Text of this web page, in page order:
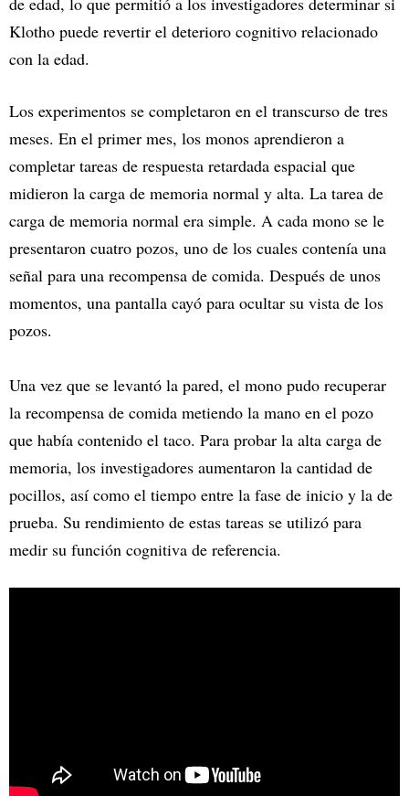
Klotho puede revertir el deterioro cognitivo relacionado
con la edad.
Los experimentos se completaron en el transcurso de tres
meses. En el primer mes, los monos aprendieron a
completar tareas de respuesta retardada espacial que
midieron la carga de memoria normal y alta. La tarea de
carga de memoria normal era simple. A cada mono se le
presentaron cuatro pozos, uno de los cuales contenía una
señal para una recompensa de comida. Después de unos
momentos, una pantalla cayó para ocultar su vista de los
pozos.
Una vez que se levantó la pared, el mono pudo recuperar
la recompensa de comida metiendo la mano en el pozo
que había contenido el taco. Para probar la alta carga de
memoria, los investigadores aumentaron la cantidad de
pocillos, así como el tiempo entre la fase de inicio y la de
prueba. Su rendimiento de estas tareas se utilizó para
medir su función cognitiva de referencia.